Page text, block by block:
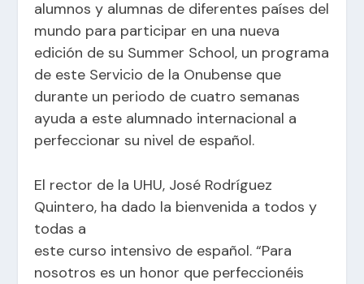
alumnos y alumnas de diferentes países del
mundo para participar en una nueva
edición de su Summer School, un programa
de este Servicio de la Onubense que
durante un periodo de cuatro semanas
ayuda a este alumnado internacional a
perfeccionar su nivel de español.
El rector de la UHU, José Rodríguez
Quintero, ha dado la bienvenida a todos y
todas a
este curso intensivo de español. “Para
nosotros es un honor que perfeccionéis